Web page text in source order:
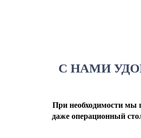
С НАМИ
При необходимости мы
даже операционный